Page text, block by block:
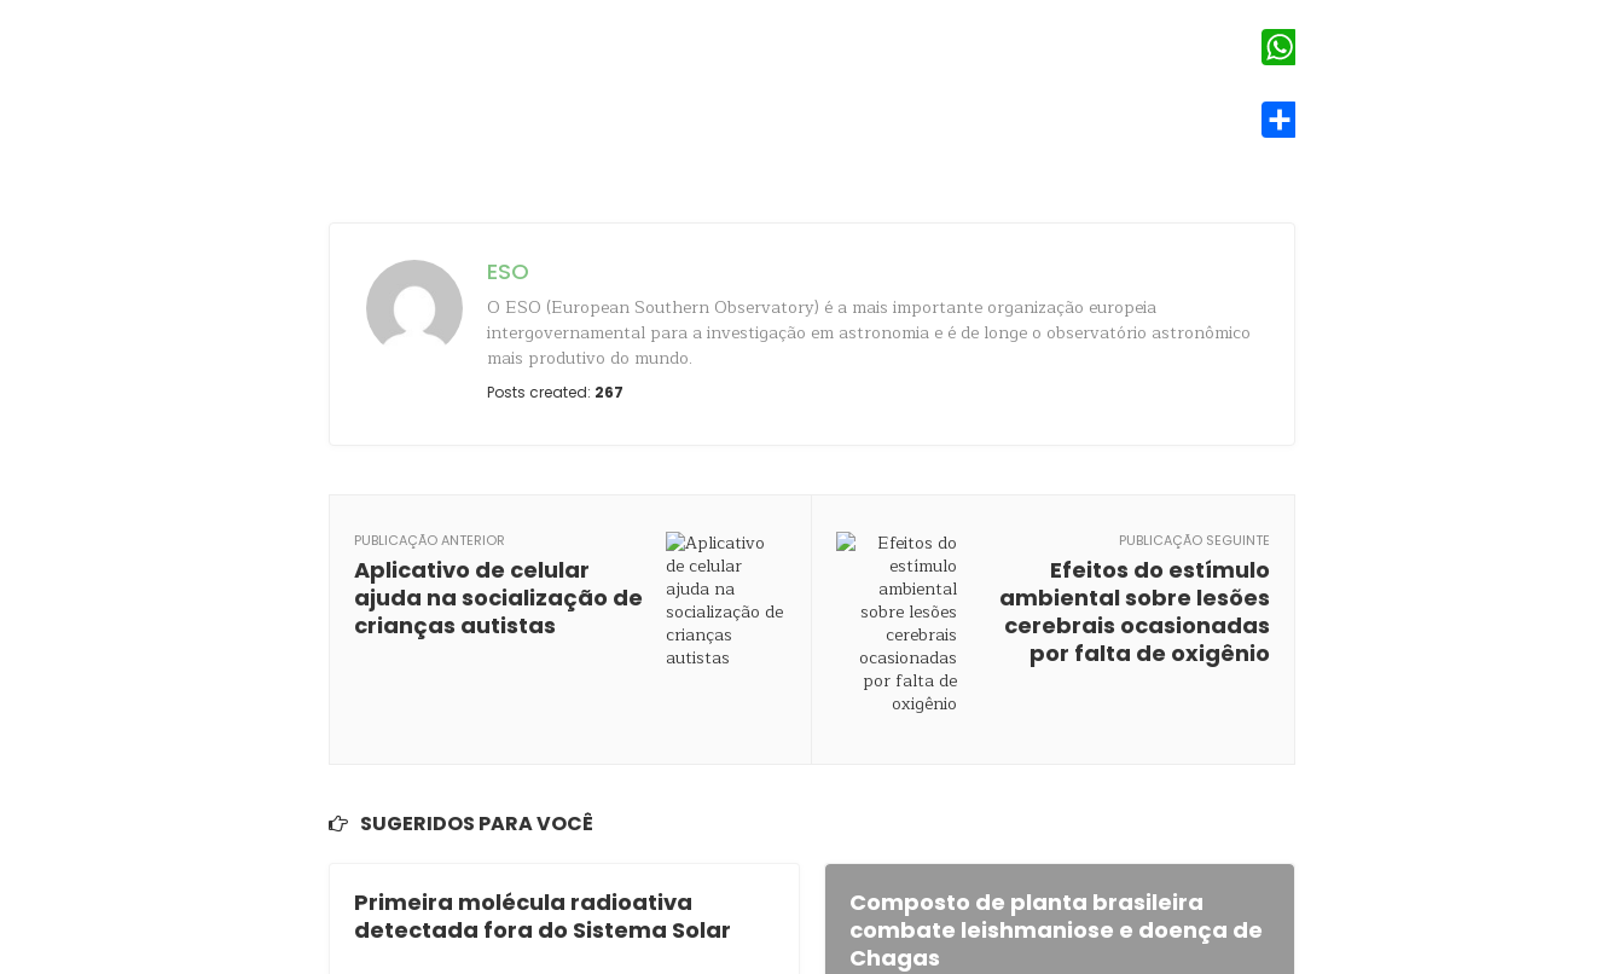
ESO
O ESO (European Southern Observatory) é a mais importante organização europeia
intergovernamental para a investigação em astronomia e é de longe o observatório astronômico
mais produtivo do mundo.
Posts created: 267
PUBLICAÇÃO ANTERIOR
Aplicativo de celular
ajuda na socialização de
crianças autistas
PUBLICAÇÃO SEGUINTE
Efeitos do estímulo
ambiental sobre lesões
cerebrais ocasionadas
por falta de oxigênio
SUGERIDOS PARA VOCÊ
Primeira molécula radioativa
detectada fora do Sistema Solar
Composto de planta brasileira
combate leishmaniose e doença de
Chagas